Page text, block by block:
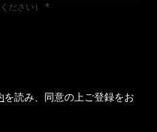
ださい）
を読み、同意の上ご登録をお